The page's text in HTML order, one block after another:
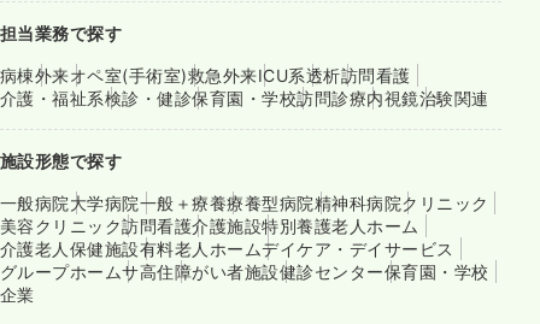
担当業務で探す
病棟外来オペ室(手術室)救急外来ICU系透析訪問看護
介護・福祉系検診・健診保育園・学校訪問診療内視鏡治験関連
施設形態で探す
一般病院大学病院一般＋療養療養型病院精神科病院クリニック
美容クリニック訪問看護介護施設特別養護老人ホーム
介護老人保健施設有料老人ホームデイケア・デイサービス
グループホームサ高住障がい者施設健診センター保育園・学校
企業